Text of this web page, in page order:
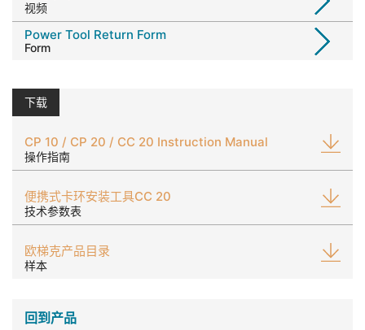
视频
Power Tool Return Form
Form
下载
CP 10 / CP 20 / CC 20 Instruction Manual
操作指南
便携式卡环安装工具CC 20
技术参数表
欧梯克产品目录
样本
回到产品